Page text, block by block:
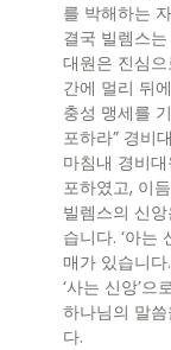
를 박해하는
결국 빌렘스
대원은 진심
간에 멀리 뒤
충성 맹세를
포하라” 경비
마침내 경비
포하였고, 이
빌렘스의 신앙
습니다. ‘아는
매가 있습니다
‘사는 신앙’
하나님의 말
다.